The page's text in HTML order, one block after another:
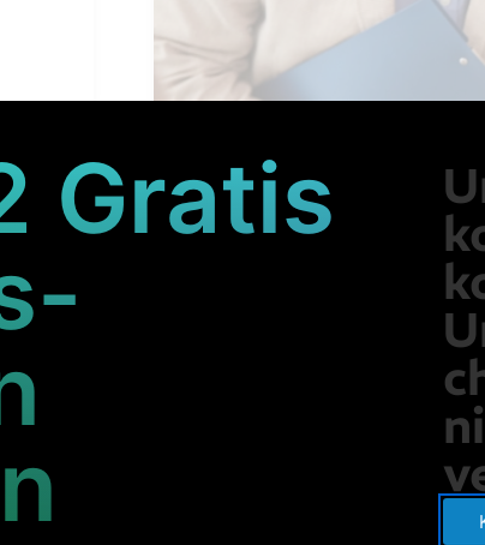
zu
Gratis